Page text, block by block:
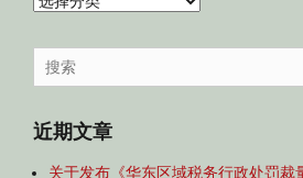
导
航
Search
for:
近期文章
关于发布《华东区域税务行政处罚裁